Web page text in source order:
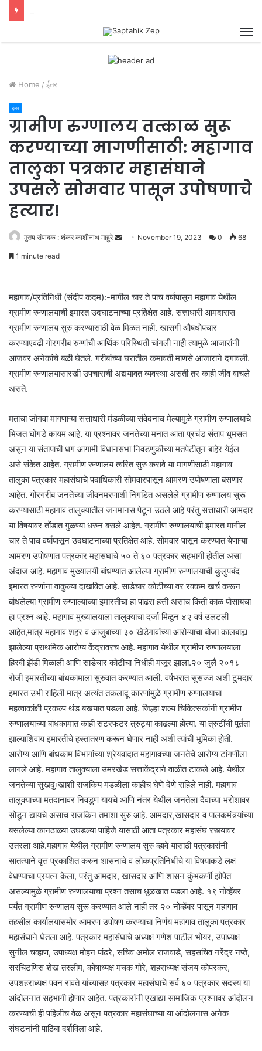
Home / ईतर
ईतर
ग्रामीण रुग्णालय तत्काळ सुरू
करण्याच्या मागणीसाठी: महागाव
तालुका पत्रकार महासंघाने
उपसले सोमवार पासून उपोषणाचे
हत्यार!
मुख्य संपादक : शंकर काशीनाथ माहुरे
a
e
l
November 19, 2023 0 68
1 minute read
महागाव/प्रतिनिधी (संदीप कदम):-मागील चार ते पाच वर्षापासून महागाव येथील
ग्रामीण रुग्णालयाची इमारत उदघाटनाच्या प्रतिक्षेत आहे. सत्ताधारी आमदारास
ग्रामीण रुग्णालय सुरु करण्यासाठी वेळ मिळत नाही. खासगी औषधोपचार
करण्याएवढी गोरगरीब रुग्णांची आर्थिक परिस्थिती चांगली नाही त्यामुळे आजारांनी
आजवर अनेकांचे बळी घेतले. गरीबांच्या घरातील कमावती माणसे आजाराने दगावली.
ग्रामीण रुग्णालयासारखी उपचाराची अद्ययावत व्यवस्था असती तर काही जीव वाचले
असते.
मतांचा जोगवा मागणाऱ्या सत्ताधारी मंडळीच्या संवेदनाच मेल्यामुळे ग्रामीण रुग्णालयाचे
भिजत घोंगडे कायम आहे. या प्रश्नावर जनतेच्या मनात आता प्रचंड संताप धुमसत
असून या संतापाची धग आगामी विधानसभा निवडणुकीच्या मतपेटीतून बाहेर येईल
असे संकेत आहेत. ग्रामीण रुग्णालय त्वरित सुरु करावे या मागणीसाठी महागाव
तालुका पत्रकार महासंघाचे पदाधिकारी सोमवारपासून आमरण उपोषणाला बसणार
आहेत. गोरगरीब जनतेच्या जीवनमरणाशी निगडित असलेले ग्रामीण रुग्णालय सुरू
करण्यासाठी महागाव तालुक्यातील जनमानस पेटून उठले आहे परंतु सत्ताधारी आमदार
या विषयावर तोंडात गुळण्या धरुन बसले आहेत. ग्रामीण रुग्णालयाची इमारत मागील
चार ते पाच वर्षापासून उदघाटनाच्या प्रतिक्षेत आहे. सोमवार पासून करण्यात येणाऱ्या
आमरण उपोषणात पत्रकार महासंघाचे ५० ते ६० पत्रकार सहभागी होतील असा
अंदाज आहे. महागाव मुख्यालयी बांधण्यात आलेल्या ग्रामीण रुग्णालयाची कुलुपबंद
इमारत रुग्णांना वाकुल्या दाखवित आहे. साडेचार कोटीच्या वर रक्कम खर्च करून
बांधलेल्या ग्रामीण रुग्णाल्याच्या इमारतीचा हा पांढरा हत्ती असाच किती काळ पोसायचा
हा प्रश्न आहे. महागाव मुख्यालयाला तालुक्याचा दर्जा मिळून ४२ वर्ष उलटली
आहेत,मात्र महागाव शहर व आजुबाच्या ३० खेडेगावांच्या आरोग्याचा बोजा कालबाह्य
झालेल्या प्राथमिक आरोग्य केंद्रावरच आहे. महागाव येथील ग्रामीण रुग्णालयाला
हिरवी झेंडी मिळाली आणि साडेचार कोटीचा निधीही मंजूर झाला.२० जुलै २०१८
रोजी इमारतीच्या बांधकामाला सुरुवात करण्यात आली. वर्षभरात सुसज्ज अशी टुमदार
इमारत उभी राहिली मात्र अत्यंत तकलादू कारणांमुळे ग्रामीण रुग्णालयाचा
महत्वाकांक्षी प्रकल्प थंड बस्त्यात पडला आहे. जिल्हा शल्य चिकित्सकांनी ग्रामीण
रुग्णालयाच्या बांधकामात काही सटरफटर त्रुट्या काढल्या होत्या. या त्रुटींची पूर्तता
झाल्याशिवाय इमारतीचे हस्तांतरण करून घेणार नाही अशी त्यांची भूमिका होती.
आरोग्य आणि बांधकाम विभागांच्या श्रेयवादात महागावच्या जनतेचे आरोग्य टांगणीला
लागले आहे. महागाव तालुक्याला उमरखेड सत्ताकेंद्राने वाळीत टाकले आहे. येथील
जनतेच्या सुखदुःखाशी राजकिय मंडळीला काहीच घेणे देणे राहिले नाही. महागाव
तालुक्याच्या मतदानावर निवडुण यायचे आणि नंतर येथील जनतेला दैवाच्या भरोशावर
सोडून द्यायचे असाच राजकिन तमाशा सुरु आहे. आमदार,खासदार व पालकमंत्र्यांच्या
बसलेल्या कानठाळ्या उघडल्या पाहिजे यासाठी आता पत्रकार महासंघ रस्त्यावर
उतरला आहे.महागाव येथील ग्रामीण रुग्णालय सुरु व्हावे यासाठी पत्रकारांनी
सातत्याने वृत्त प्रकाशित करुन शासनाचे व लोकप्रतिनिधींचे या विषयाकडे लक्ष
वेधण्याचा प्रयत्न केला, परंतु आमदार, खासदार आणि शासन कुंभकर्णी झोपेत
असल्यामुळे ग्रामीण रुग्णालयाचा प्रश्न तसाच धूळखात पडला आहे. १९ नोव्हेंबर
पर्यंत ग्रामीण रुग्णालय सुरू करण्यात आले नाही तर २० नोव्हेंबर पासून महागाव
तहसील कार्यालयासमोर आमरण उपोषण करण्याचा निर्णय महागाव तालुका पत्रकार
महासंघाने घेतला आहे. पत्रकार महासंघाचे अध्यक्ष गणेश पाटील भोयर, उपाध्यक्ष
सुनील चव्हाण, उपाध्यक्ष मोहन पांढरे, सचिव अमोल राजवाडे, सहसचिव नरेंद्र नप्ते,
सरचिटणिस शेख तस्लीम, कोषाध्यक्ष मंचक गोरे, शहराध्यक्ष संजय कोपरकर,
उपशहराध्यक्ष पवन रावते यांच्यासह पत्रकार महासंघाचे सर्व ६० पत्रकार सदस्य या
आंदोलनात सहभागी होणार आहेत. पत्रकारांनी एखाद्या सामाजिक प्रश्नावर आंदोलन
करण्याची ही पहिलीच वेळ असून पत्रकार महासंघाच्या या आंदोलनास अनेक
संघटनांनी पाठिंबा दर्शविला आहे.